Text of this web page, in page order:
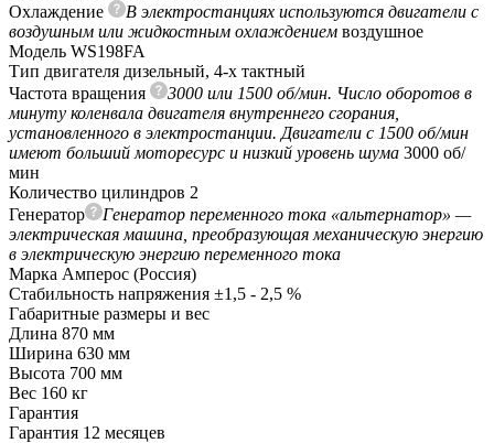
Охлаждение
В электростанциях используются двигатели с
воздушным или жидкостным охлаждением воздушное
Модель WS198FA
Тип двигателя дизельный, 4-х тактный
Частота вращения
3000 или 1500 об/мин. Число оборотов в
минуту коленвала двигателя внутреннего сгорания,
установленного в электростанции. Двигатели с 1500 об/мин
имеют больший моторесурс и низкий уровень шума 3000 об/
мин
Количество цилиндров 2
Генератор
Генератор переменного тока «альтернатор» —
электрическая машина, преобразующая механическую энергию
в электрическую энергию переменного тока
Марка Амперос (Россия)
Стабильность напряжения ±1,5 - 2,5 %
Габаритные размеры и вес
Длина 870 мм
Ширина 630 мм
Высота 700 мм
Вес 160 кг
Гарантия
Гарантия 12 месяцев